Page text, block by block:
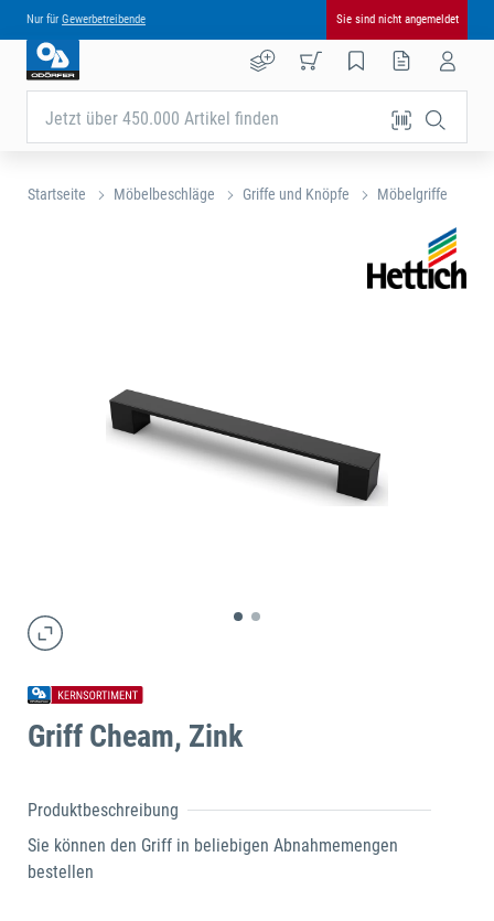
Nur für Gewerbetreibende Sie sind nicht angemeldet
Jetzt über 450.000 Artikel finden
Startseite Möbelbeschläge Griffe und Knöpfe Möbelgriffe
Griff Cheam, Zink
Produktbeschreibung
Sie können den Griff in beliebigen Abnahmemengen
bestellen